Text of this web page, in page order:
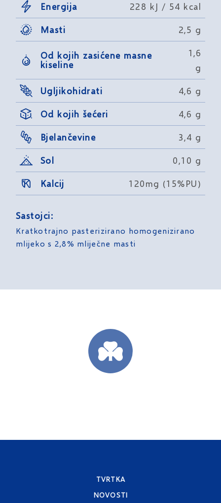
Energija 228 kJ / 54 kcal
Masti 2,5 g
Od kojih zasićene masne
kiseline
1,6
g
Ugljikohidrati 4,6 g
Od kojih šećeri 4,6 g
Bjelančevine 3,4 g
Sol 0,10 g
Kalcij 120mg (15%PU)
Sastojci:
Kratkotrajno pasterizirano homogenizirano
mlijeko s 2,8% mliječne masti
TVRTKA
NOVOSTI